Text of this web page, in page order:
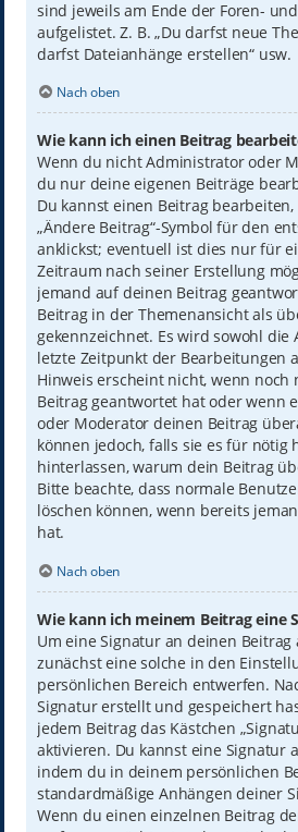
sind jeweils am Ende der Foren-
aufgelistet. Z. B. „Du darfst neue
darfst Dateianhänge erstellen“ usw.
Nach oben
Wie kann ich einen Beitrag
Wenn du nicht Administrator oder
du nur deine eigenen Beiträge
Du kannst einen Beitrag
„Ändere Beitrag“-Symbol für den
anklickst; eventuell ist dies nur für
Zeitraum nach seiner Erstellung
jemand auf deinen Beitrag
Beitrag in der Themenansicht als
gekennzeichnet. Es wird sowohl die
letzte Zeitpunkt der Bearbeitungen
Hinweis erscheint nicht, wenn
Beitrag geantwortet hat oder wenn
oder Moderator deinen Beitrag
können jedoch, falls sie es für nötig
hinterlassen, warum dein Beitrag
Bitte beachte, dass normale
löschen können, wenn bereits
hat.
Nach oben
Wie kann ich meinem Beitrag eine
Um eine Signatur an deinen
zunächst eine solche in den
persönlichen Bereich entwerfen.
Signatur erstellt und gespeichert
jedem Beitrag das Kästchen
aktivieren. Du kannst eine Signatur
indem du in deinem persönlichen
standardmäßige Anhängen deiner
Wenn du einen einzelnen Beitrag